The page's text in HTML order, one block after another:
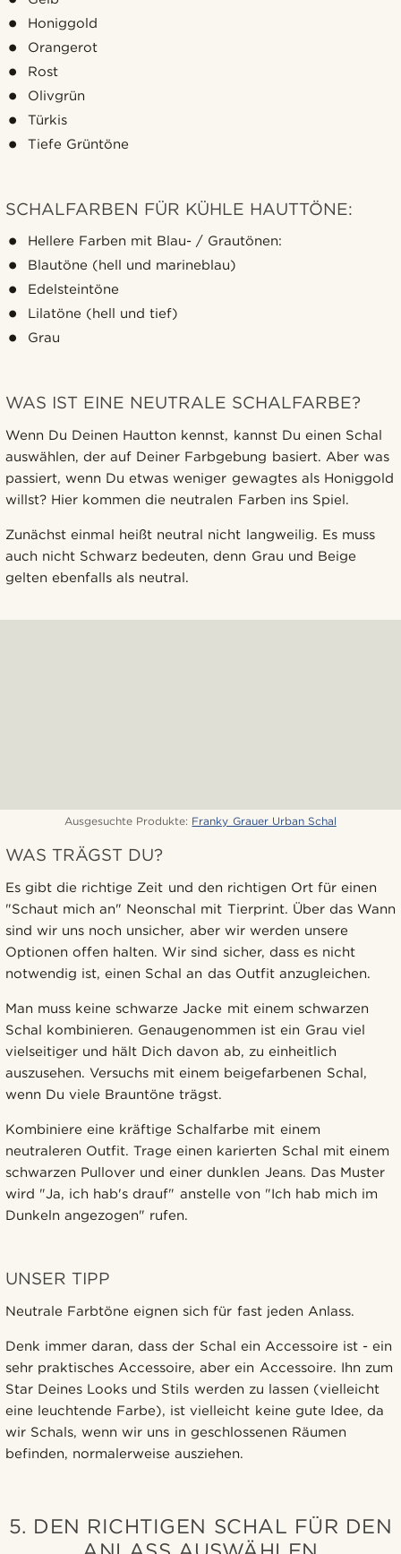
Honiggold
Orangerot
Rost
Olivgrün
Türkis
Tiefe Grüntöne
SCHALFARBEN FÜR KÜHLE HAUTTÖNE:
Hellere Farben mit Blau- / Grautönen:
Blautöne (hell und marineblau)
Edelsteintöne
Lilatöne (hell und tief)
Grau
WAS IST EINE NEUTRALE SCHALFARBE?
Wenn Du Deinen Hautton kennst, kannst Du einen Schal
auswählen, der auf Deiner Farbgebung basiert. Aber was
passiert, wenn Du etwas weniger gewagtes als Honiggold
willst? Hier kommen die neutralen Farben ins Spiel.
Zunächst einmal heißt neutral nicht langweilig. Es muss
auch nicht Schwarz bedeuten, denn Grau und Beige
gelten ebenfalls als neutral.
Ausgesuchte Produkte: Franky Grauer Urban Schal
WAS TRÄGST DU?
Es gibt die richtige Zeit und den richtigen Ort für einen
"Schaut mich an" Neonschal mit Tierprint. Über das Wann
sind wir uns noch unsicher, aber wir werden unsere
Optionen offen halten. Wir sind sicher, dass es nicht
notwendig ist, einen Schal an das Outfit anzugleichen.
Man muss keine schwarze Jacke mit einem schwarzen
Schal kombinieren. Genaugenommen ist ein Grau viel
vielseitiger und hält Dich davon ab, zu einheitlich
auszusehen. Versuchs mit einem beigefarbenen Schal,
wenn Du viele Brauntöne trägst.
Kombiniere eine kräftige Schalfarbe mit einem
neutraleren Outfit. Trage einen karierten Schal mit einem
schwarzen Pullover und einer dunklen Jeans. Das Muster
wird "Ja, ich hab's drauf" anstelle von "Ich hab mich im
Dunkeln angezogen" rufen.
UNSER TIPP
Neutrale Farbtöne eignen sich für fast jeden Anlass.
Denk immer daran, dass der Schal ein Accessoire ist - ein
sehr praktisches Accessoire, aber ein Accessoire. Ihn zum
Star Deines Looks und Stils werden zu lassen (vielleicht
eine leuchtende Farbe), ist vielleicht keine gute Idee, da
wir Schals, wenn wir uns in geschlossenen Räumen
befinden, normalerweise ausziehen.
5. DEN RICHTIGEN SCHAL FÜR DEN